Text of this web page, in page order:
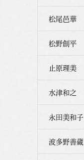
松尾邑華
松野創平
止原理美
水津和之
永田美和子
波多野善蔵